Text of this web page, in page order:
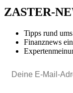
ZASTER-
Tipps rund
Finanznews